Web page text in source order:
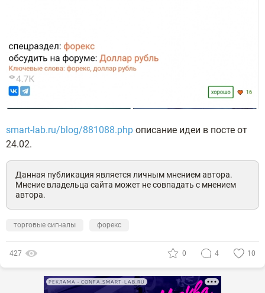
smart-lab.ru/blog/881088.php описание идеи в посте от
24.02.
Данная публикация является личным мнением автора.
Мнение владельца сайта может не совпадать с мнением
автора.
торговые сигналы форекс
427 0 4 10
РЕКЛАМА • CONFA.SMART-LAB.RU